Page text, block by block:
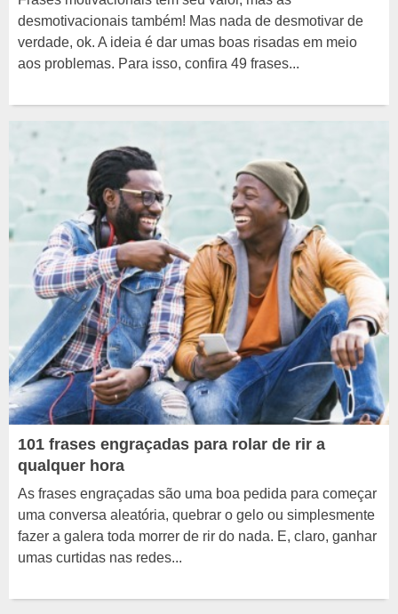
desmotivacionais também! Mas nada de desmotivar de
verdade, ok. A ideia é dar umas boas risadas em meio
aos problemas. Para isso, confira 49 frases...
101 frases engraçadas para rolar de rir a
qualquer hora
As frases engraçadas são uma boa pedida para começar
uma conversa aleatória, quebrar o gelo ou simplesmente
fazer a galera toda morrer de rir do nada. E, claro, ganhar
umas curtidas nas redes...